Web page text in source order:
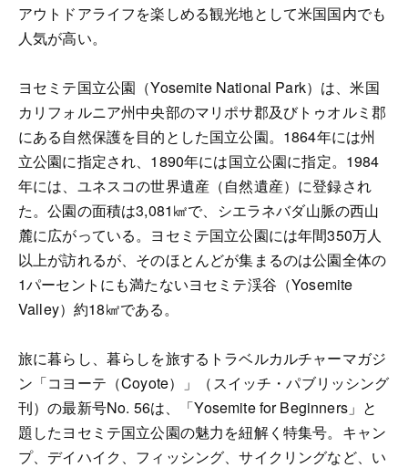
アウトドアライフを楽しめる観光地として米国国内でも
人気が高い。
ヨセミテ国立公園（Yosemite National Park）は、米国
カリフォルニア州中央部のマリポサ郡及びトゥオルミ郡
にある自然保護を目的とした国立公園。1864年には州
立公園に指定され、1890年には国立公園に指定。1984
年には、ユネスコの世界遺産（自然遺産）に登録され
た。公園の面積は3,081㎢で、シエラネバダ山脈の西山
麓に広がっている。ヨセミテ国立公園には年間350万人
以上が訪れるが、そのほとんどが集まるのは公園全体の
1パーセントにも満たないヨセミテ渓谷（Yosemite
Valley）約18㎢である。
旅に暮らし、暮らしを旅するトラベルカルチャーマガジ
ン「コヨーテ（Coyote）」（スイッチ・パブリッシング
刊）の最新号No. 56は、「Yosemite for Beginners」と
題したヨセミテ国立公園の魅力を紐解く特集号。キャン
プ、デイハイク、フィッシング、サイクリングなど、い